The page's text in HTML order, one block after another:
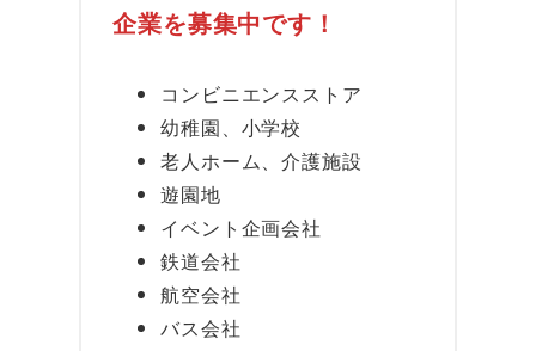
企業を募集中です！
コンビニエンスストア
幼稚園、小学校
老人ホーム、介護施設
遊園地
イベント企画会社
鉄道会社
航空会社
バス会社